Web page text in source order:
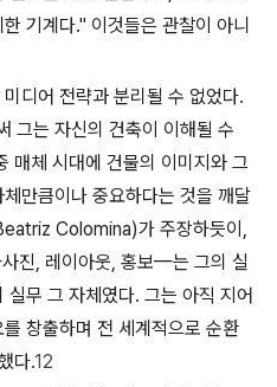
기계다." 이것들은 관찰이 아니
디어 전략과 분리될 수 없었다.
그는 자신의 건축이 이해될 수
매체 시대에 건물의 이미지 와 그
만큼이나 중요하다는 것을 깨달
Colomina)가 주장하듯이,
진, 레이아웃, 홍보—는 그의 실
실무 그 자체 였다. 그는 아직 지어
창출하며 전 세계적으로 순환
다.12